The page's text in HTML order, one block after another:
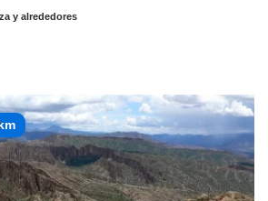
y alrededores